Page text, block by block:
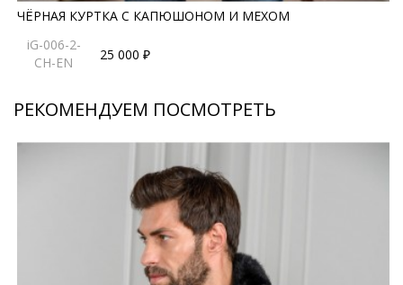
ЧЁРНАЯ КУРТКА С КАПЮШОНОМ И МЕХОМ
iG-006-2-
CH-EN
25 000 ₽
РЕКОМЕНДУЕМ ПОСМОТРЕТЬ